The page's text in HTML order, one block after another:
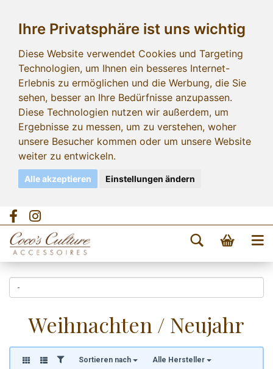
Ihre Privatsphäre ist uns wichtig
Diese Website verwendet Cookies und Targeting
Technologien, um Ihnen ein besseres Internet-
Erlebnis zu ermöglichen und die Werbung, die Sie
sehen, besser an Ihre Bedürfnisse anzupassen.
Diese Technologien nutzen wir außerdem, um
Ergebnisse zu messen, um zu verstehen, woher
unsere Besucher kommen oder um unsere Website
weiter zu entwickeln.
Alle akzeptieren Einstellungen ändern
Weihnachten / Neujahr
Sortieren nach
Alle Hersteller